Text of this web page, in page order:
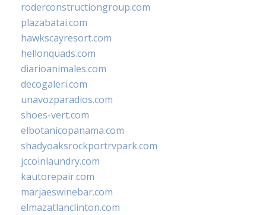
roderconstructiongroup.com
plazabatai.com
hawkscayresort.com
hellonquads.com
diarioanimales.com
decogaleri.com
unavozparadios.com
shoes-vert.com
elbotanicopanama.com
shadyoaksrockportrvpark.com
jccoinlaundry.com
kautorepair.com
marjaeswinebar.com
elmazatlanclinton.com